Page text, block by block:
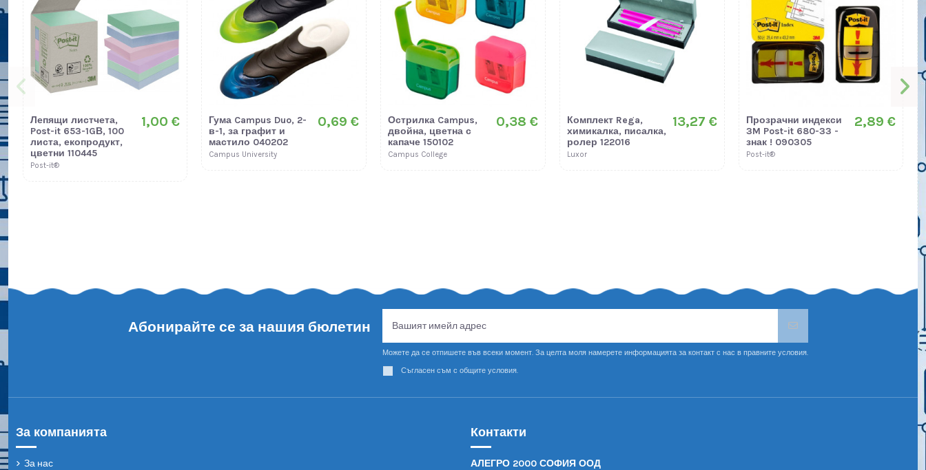
Лепящи листчета,
Post-it 653-1GВ, 100
листа, екопродукт,
цветни 110445
Post-it®
1,00 €
Гума Campus Duo, 2-
в-1, за графит и
мастило 040202
Campus University
0,69 €
Острилка Campus,
двойна, цветна с
капаче 150102
Campus College
0,38 €
Комплект Rega,
химикалка, писалка,
ролер 122016
Luxor
13,27 €
Прозрачни индекси
3M Post-it 680-33 -
знак ! 090305
Post-it®
2,89 €
Абонирайте се за нашия бюлетин
Можете да се отпишете във всеки момент. За целта моля намерете информацията за контакт с нас в правните условия.
Съгласен съм с общите условия.
За компанията
За нас
Контакти
АЛЕГРО 2000 СОФИЯ ООД